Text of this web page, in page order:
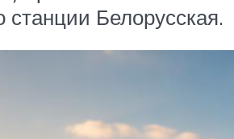
станции Белорусская.